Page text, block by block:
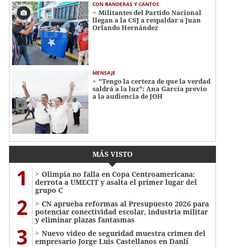
CON BANDERAS Y CANTOS
Militantes del Partido Nacional
llegan a la CSJ a respaldar a Juan
Orlando Hernández
MENSAJE
"Tengo la certeza de que la verdad
saldrá a la luz": Ana García previo
a la audiencia de JOH
MÁS VISTO
1
Olimpia no falla en Copa Centroamericana:
derrota a UMECIT y asalta el primer lugar del
grupo C
2
CN aprueba reformas al Presupuesto 2026 para
potenciar conectividad escolar, industria militar
y eliminar plazas fantasmas
3
Nuevo video de seguridad muestra crimen del
empresario Jorge Luis Castellanos en Danlí